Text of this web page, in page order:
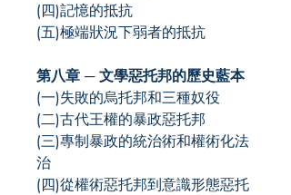
(四)記憶的抵抗
(五)極端狀況下弱者的抵抗
第八章 ─ 文學惡托邦的歷史藍本
(一)失敗的烏托邦和三種奴役
(二)古代王權的暴政惡托邦
(三)專制暴政的統治術和權術化法
治
(四)從權術惡托邦到意識形態惡托